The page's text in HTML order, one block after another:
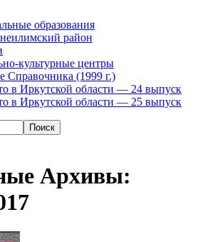
образования
район
культурные центры
Справочника (1999 г.)
в Иркутской области — 24 выпуск
в Иркутской области — 25 выпуск
Архивы: